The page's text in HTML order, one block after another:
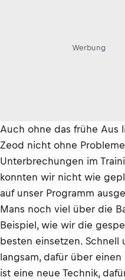
Werbung
Auch ohne das frühe Aus
Zeod nicht ohne
Unterbrechungen im
konnten wir nicht wie
auf unser Programm
Mans noch viel über die
Beispiel, wie wir die
besten einsetzen. Schnell
langsam, dafür über
ist eine neue Technik,